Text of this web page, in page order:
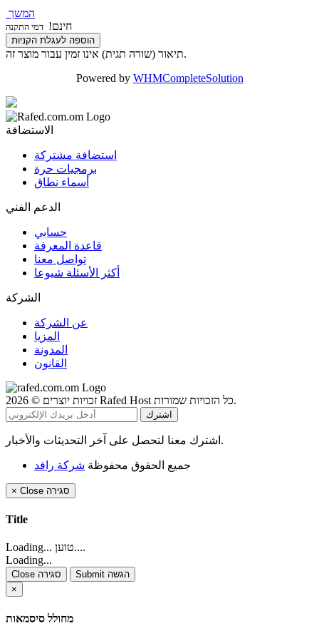
המשך
חינם! דמי התקנה
הוספה לעגלת הקניות
תיאור (שורה תגית) אינו זמין עבור מוצר זה.
Powered by WHMCompleteSolution
الاستضافة
استضافة مشتركة
برمجيات حرة
أسماء نطاق
الدعم الفني
حسابي
قاعدة المعرفة
تواصل معنا
أكثر الأسئلة شيوعا
الشركة
عن الشركة
المزيا
المدونة
القانون
זכויות יוצרים © 2026 Rafed Host כל הזכויות שמורות.
اشترك معنا لتحصل على آخر التحديثات والأخبار.
جميع الحقوق محفوظة شركة رافد
× Close סגירה
Title
Loading... טוען....
Loading...
Close סגירה
Submit הגשה
×
מחולל סיסמאות